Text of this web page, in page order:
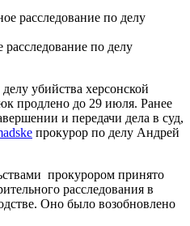
по делу
убийства херсонской
продлено до 29 июля. Ранее
и передачи дела в суд,
прокурор по делу Андрей
прокурором принято
расследования в
Оно было возобновлено